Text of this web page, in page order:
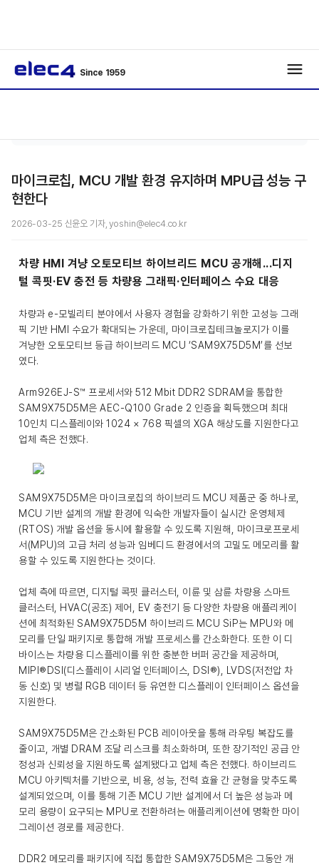
Since 1959
마이크로칩, MCU 개발 환경 유지하며 MPU급 성능 구
현한다
2026-03-25 신윤오 기자, yoshin@elec4.co.kr
차량 HMI 겨냥 오토모티브 하이브리드 MCU 공개해...디지
털 콕핏·EV 충전 등 차량용 그래픽·인터페이스 수요 대응
차량과 e-모빌리티 분야에서 사용자 경험을 강화하기 위한 고성능 그래
픽 기반 HMI 수요가 확대되는 가운데, 마이크로칩테크놀로지가 이를
겨냥한 오토모티브 등급 하이브리드 MCU ‘SAM9X75D5M’를 선보
였다.
Arm926EJ-S™ 프로세서와 512 Mbit DDR2 SDRAM을 통합한
SAM9X75D5M은 AEC-Q100 Grade 2 인증을 획득했으며 최대
10인치 디스플레이와 1024 × 768 픽셀의 XGA 해상도를 지원한다고
업체 측은 전했다.
SAM9X75D5M은 마이크로칩의 하이브리드 MCU 제품군 중 하나로,
MCU 기반 설계의 개발 환경에 익숙한 개발자들이 실시간 운영체제
(RTOS) 개발 옵션을 동시에 활용할 수 있도록 지원해, 마이크로프로세
서(MPU)의 고급 처리 성능과 임베디드 환경에서의 고밀도 메모리를 활
용할 수 있도록 지원한다는 것이다.
업체 측에 따르면, 디지털 콕핏 클러스터, 이륜 및 삼륜 차량용 스마트
클러스터, HVAC(공조) 제어, EV 충전기 등 다양한 차량용 애플리케이
션에 최적화된 SAM9X75D5M 하이브리드 MCU SiP는 MPU와 메
모리를 단일 패키지로 통합해 개발 프로세스를 간소화한다. 또한 이 디
바이스는 차량용 디스플레이를 위한 충분한 버퍼 공간을 제공하며,
MIPI®DSI(디스플레이 시리얼 인터페이스, DSI®), LVDS(저전압 차
동 신호) 및 병렬 RGB 데이터 등 유연한 디스플레이 인터페이스 옵션을
지원한다.
SAM9X75D5M은 간소화된 PCB 레이아웃을 통해 라우팅 복잡도를
줄이고, 개별 DRAM 조달 리스크를 최소화하며, 또한 장기적인 공급 안
정성과 신뢰성을 지원하도록 설계됐다고 업체 측은 전했다. 하이브리드
MCU 아키텍처를 기반으로, 비용, 성능, 전력 효율 간 균형을 맞추도록
설계되었으며, 이를 통해 기존 MCU 기반 설계에서 더 높은 성능과 메
모리 용량이 요구되는 MPU로 전환하려는 애플리케이션에 명확한 마이
그레이션 경로를 제공한다.
DDR2 메모리를 패키지에 직접 통합한 SAM9X75D5M은 그동안 개